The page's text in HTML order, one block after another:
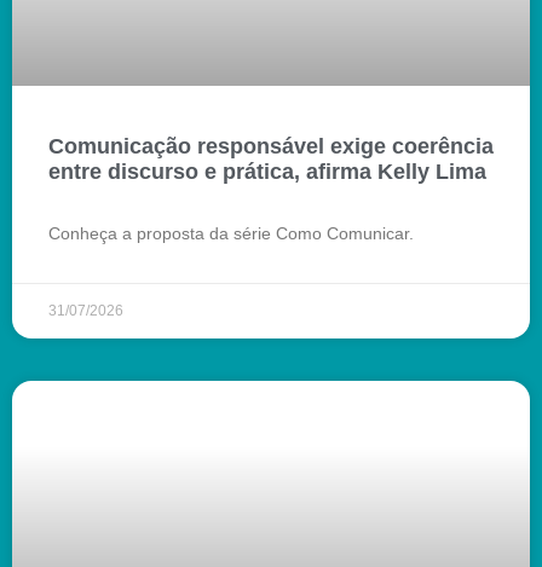
Comunicação responsável exige coerência
entre discurso e prática, afirma Kelly Lima
Conheça a proposta da série Como Comunicar.
31/07/2026